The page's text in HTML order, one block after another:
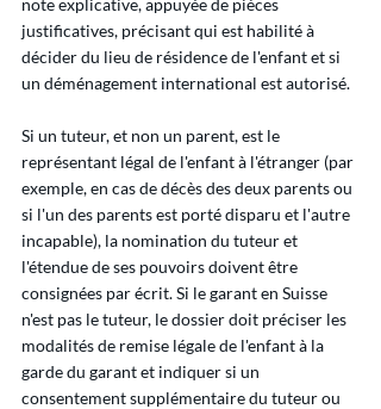
justificatives, précisant qui est habilité à
décider du lieu de résidence de l'enfant et si
un déménagement international est autorisé.
Si un tuteur, et non un parent, est le
représentant légal de l'enfant à l'étranger (par
exemple, en cas de décès des deux parents ou
si l'un des parents est porté disparu et l'autre
incapable), la nomination du tuteur et
l'étendue de ses pouvoirs doivent être
consignées par écrit. Si le garant en Suisse
n'est pas le tuteur, le dossier doit préciser les
modalités de remise légale de l'enfant à la
garde du garant et indiquer si un
consentement supplémentaire du tuteur ou